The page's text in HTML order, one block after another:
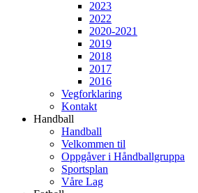
2023
2022
2020-2021
2019
2018
2017
2016
Vegforklaring
Kontakt
Handball
Handball
Velkommen til
Oppgåver i Håndballgruppa
Sportsplan
Våre Lag